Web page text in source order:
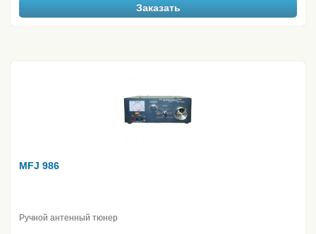
Заказать
MFJ 986
Ручной антенный тюнер